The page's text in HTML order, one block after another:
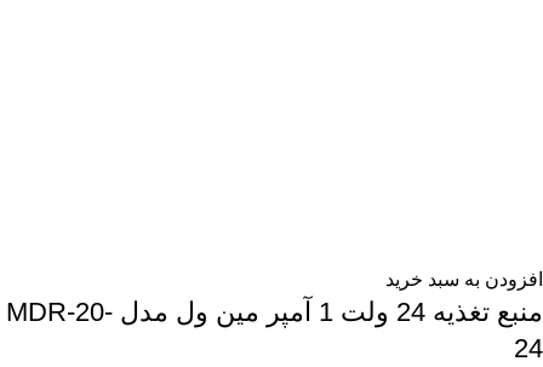
افزودن به سبد خرید
منبع تغذیه 24 ولت 1 آمپر مین ول مدل MDR-20-
24